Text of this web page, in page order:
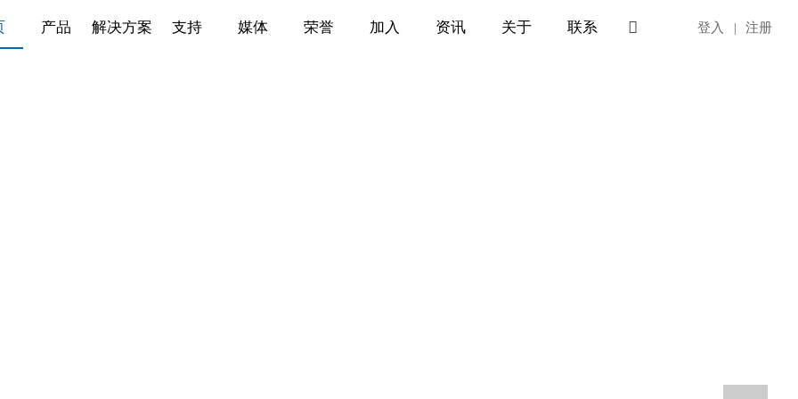
产品 解决方案 支持 媒体 荣誉 加入 资讯 关于 联系  登入 | 注册